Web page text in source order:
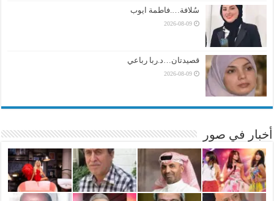
سُلافة….فاطمة ايوب
2026-08-09
قصيدتان…د.ربا رباعي
2026-08-09
أخبار في صور